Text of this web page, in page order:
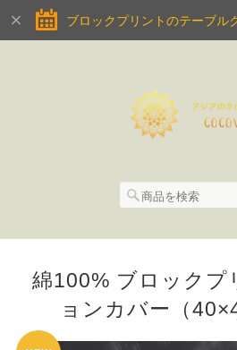
ブロックプリントのテーブル
綿100% ブロックプ
ョンカバー（